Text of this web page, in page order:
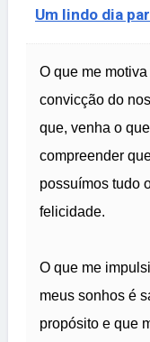
Um lindo dia
O que me
convicção do
que, venha o
compreender
possuímos tudo
felicidade.
O que me
meus sonhos é
propósito e que